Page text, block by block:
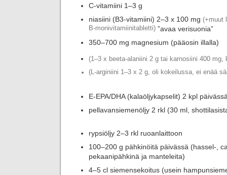
C-vitamiini 1–3 g
niasiini (B3-vitamiini) 2–3 x 100 mg (+muut
B-monivitamiinitabletti) ”avaa verisuonia”
350–700 mg magnesium (pääosin illalla)
(1–3 x beeta-alaniini 2 g tai karnosiini 400
(L-arginiini 1–3 x 2 g, oli kokeilussa, ei enää
E-EPA/DHA (kalaöljykapselit) 2 kpl
pellavansiemenöljy 2 rkl (30 ml,
rypsiöljy 2–3 rkl ruoanlaittoon
100–200 g pähkinöitä päivässä (hassel-,
pekaanipähkinä ja manteleita)
4–5 cl siemensekoitus (usein